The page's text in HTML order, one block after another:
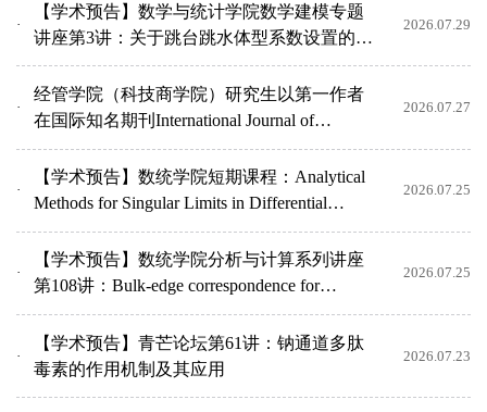
【学术预告】数学与统计学院数学建模专题
讲座第3讲：关于跳台跳水体型系数设置的建
模分析
2026.07.29
经管学院（科技商学院）研究生以第一作者
在国际知名期刊International Journal of
Production Economics...
2026.07.27
【学术预告】数统学院短期课程：Analytical
Methods for Singular Limits in Differential
Equations
2026.07.25
【学术预告】数统学院分析与计算系列讲座
第108讲：Bulk-edge correspondence for
topological insulator...
2026.07.25
【学术预告】青芒论坛第61讲：钠通道多肽
毒素的作用机制及其应用
2026.07.23